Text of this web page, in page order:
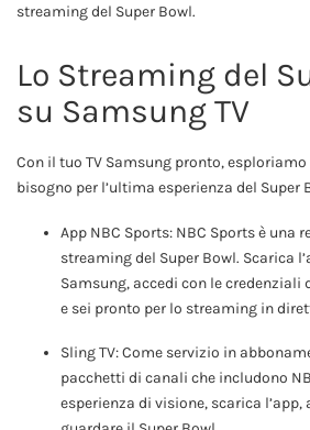
streaming del Super Bowl.
Lo Streaming del
su Samsung TV
Con il tuo TV Samsung pronto,
bisogno per l’ultima esperienza del Super
App NBC Sports: NBC Sports è una
streaming del Super Bowl. Scarica
Samsung, accedi con le credenziali
e sei pronto per lo streaming in
Sling TV: Come servizio in
pacchetti di canali che includono
esperienza di visione, scarica